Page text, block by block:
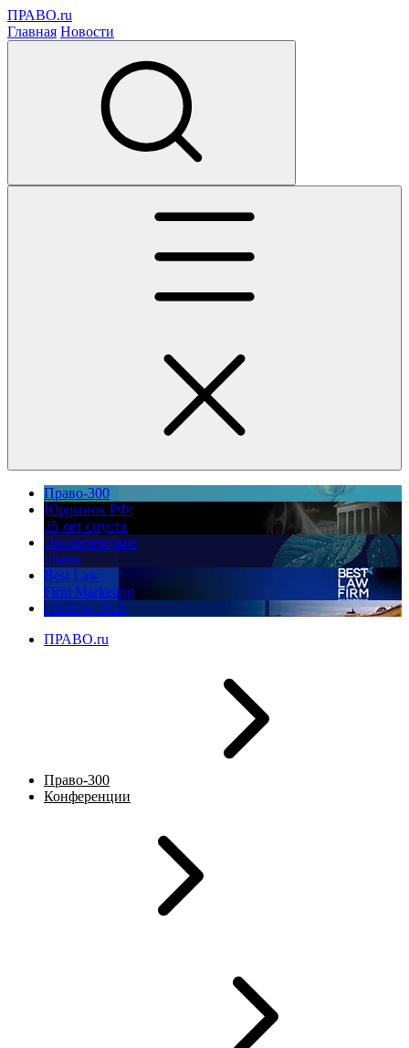
ПРАВО.ru
Главная Новости
Право-300
Юррынок РФ:
35 лет спустя
Экологическое
право
Best Law
Firm Marketing
ПМЮФ 2026
ПРАВО.ru
Право-300
Конференции